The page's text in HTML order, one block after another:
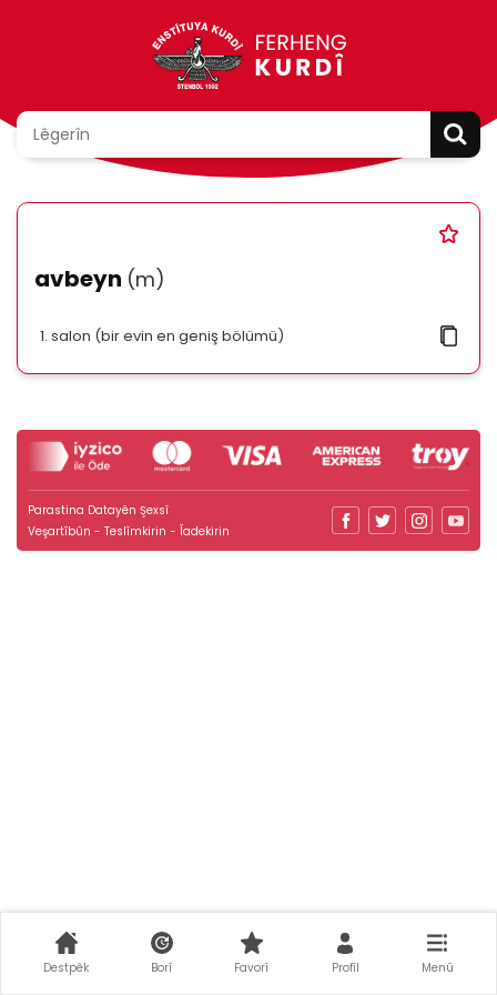
avbeyn (m)
salon (bir evin en geniş bölümü)
Parastina Datayên Şexsî
Veşartîbûn - Teslîmkirin - Îadekirin
Destpêk Borî Favorî Profîl Menû